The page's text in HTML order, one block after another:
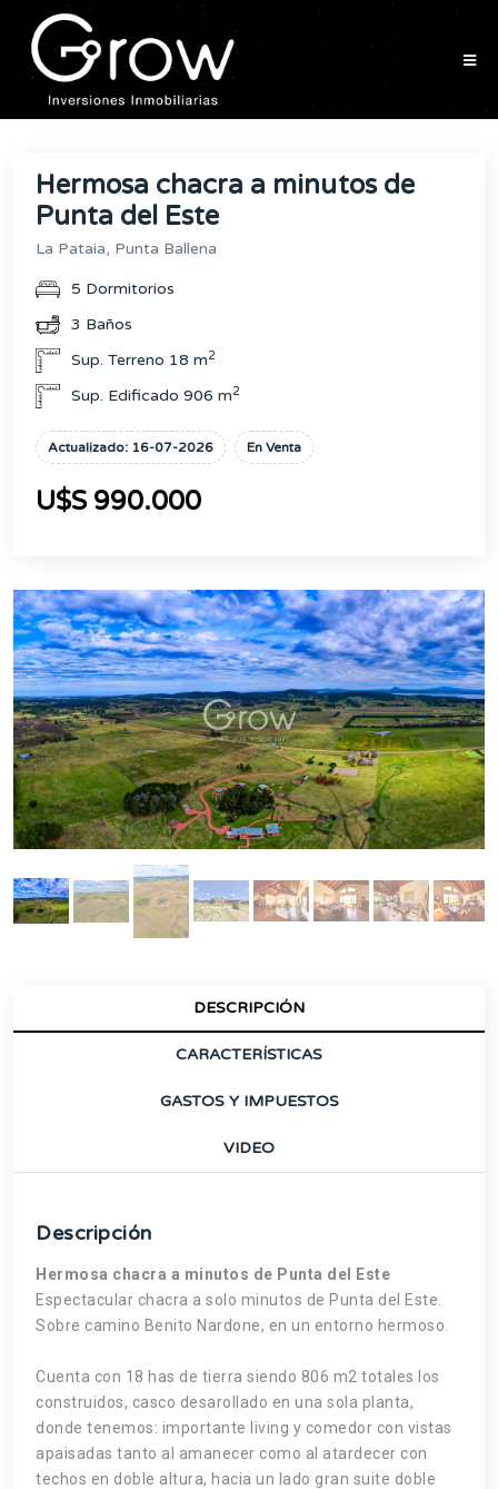
Hermosa chacra a minutos de
Punta del Este
La Pataia, Punta Ballena
5 Dormitorios
3 Baños
Sup. Terreno 18 m2
Sup. Edificado 906 m2
Actualizado: 16-07-2026 En Venta
U$S 990.000
DESCRIPCIÓN
CARACTERÍSTICAS
GASTOS Y IMPUESTOS
VIDEO
Descripción
Hermosa chacra a minutos de Punta del Este
Espectacular chacra a solo minutos de Punta del Este.
Sobre camino Benito Nardone, en un entorno hermoso.
Cuenta con 18 has de tierra siendo 806 m2 totales los
construidos, casco desarollado en una sola planta,
donde tenemos: importante living y comedor con vistas
apaisadas tanto al amanecer como al atardecer con
techos en doble altura, hacia un lado gran suite doble